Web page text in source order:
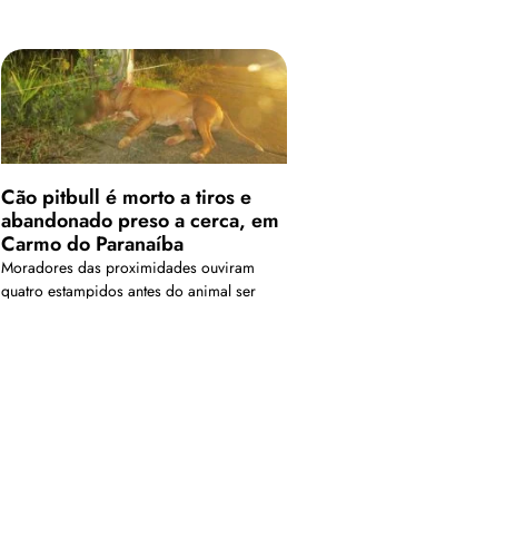
Cão pitbull é morto a tiros e
abandonado preso a cerca, em
Carmo do Paranaíba
Moradores das proximidades ouviram
quatro estampidos antes do animal ser